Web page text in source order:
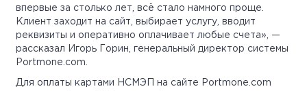
впервые за столько лет, всё стало намного проще.
Клиент заходит на сайт, выбирает услугу, вводит
реквизиты и оперативно оплачивает любые счета», —
рассказал Игорь Горин, генеральный директор системы
Portmone.com.
Для оплаты картами НСМЭП на сайте Portmone.com